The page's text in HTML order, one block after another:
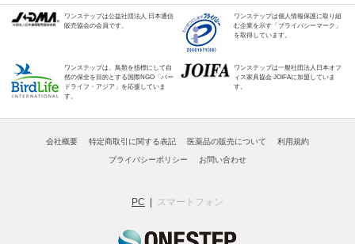
ワンステップは公益社団法人 日本通信
販売協会の会員です。
ワンステップは個人情報保護に取り組
む企業を示す「プライバシーマーク」
を取得しています。
ワンステップは、鳥類を指標にして自
然の保全を目的とする国際NGO「バー
ドライフ・アジア」を応援していま
す。
ワンステップは一般社団法人日本オフ
ィス家具協会 JOIFAに加盟していま
す。
会社概要 特定商取引に関する表記 医薬品の販売について 利用規約
プライバシーポリシー お問い合わせ
PC スマートフォン